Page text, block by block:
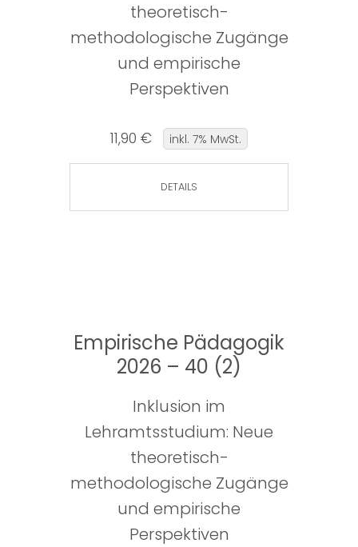
theoretisch-
methodologische Zugänge
und empirische
Perspektiven
11,90 € inkl. 7% MwSt.
DETAILS
Empirische Pädagogik
2026 – 40 (2)
Inklusion im
Lehramtsstudium: Neue
theoretisch-
methodologische Zugänge
und empirische
Perspektiven